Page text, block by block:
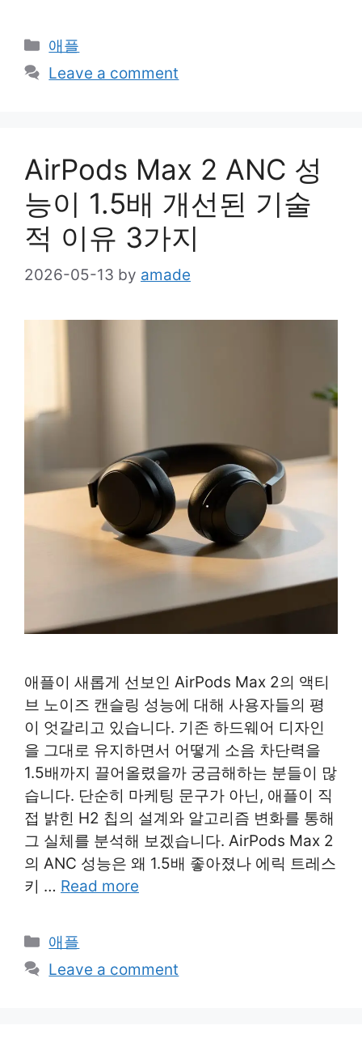
Categories
애플
Leave a comment
AirPods Max 2 ANC 성
능이 1.5배 개선된 기술
적 이유 3가지
2026-05-13 by amade
애플이 새롭게 선보인 AirPods Max 2의 액티
브 노이즈 캔슬링 성능에 대해 사용자들의 평
이 엇갈리고 있습니다. 기존 하드웨어 디자인
을 그대로 유지하면서 어떻게 소음 차단력을
1.5배까지 끌어올렸을까 궁금해하는 분들이 많
습니다. 단순히 마케팅 문구가 아닌, 애플이 직
접 밝힌 H2 칩의 설계와 알고리즘 변화를 통해
그 실체를 분석해 보겠습니다. AirPods Max 2
의 ANC 성능은 왜 1.5배 좋아졌나 에릭 트레스
키 … Read more
Categories
애플
Leave a comment